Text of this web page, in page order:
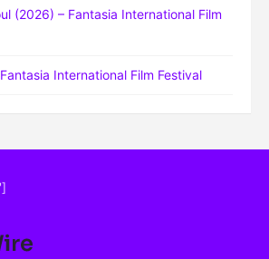
(2026) – Fantasia International Film
International Film Festival